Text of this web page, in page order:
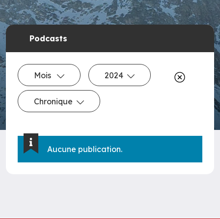
Podcasts
Mois 2024
Chronique
Aucune publication.